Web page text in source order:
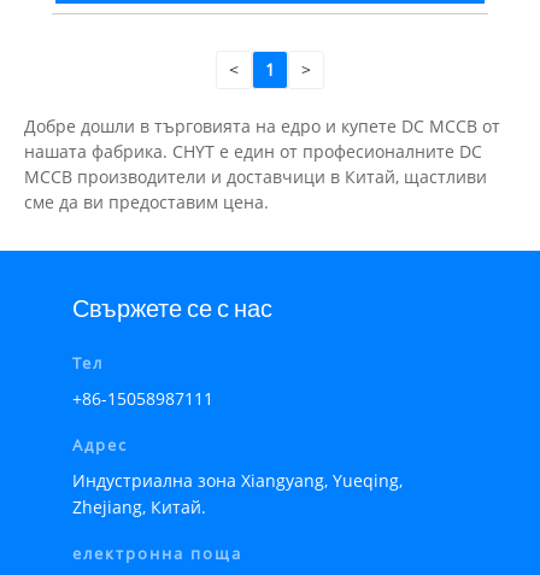
< 1 >
Добре дошли в търговията на едро и купете DC MCCB от
нашата фабрика. CHYT е един от професионалните DC
MCCB производители и доставчици в Китай, щастливи
сме да ви предоставим цена.
Свържете се с нас
Тел
+86-15058987111
Адрес
Индустриална зона Xiangyang, Yueqing,
Zhejiang, Китай.
електронна поща